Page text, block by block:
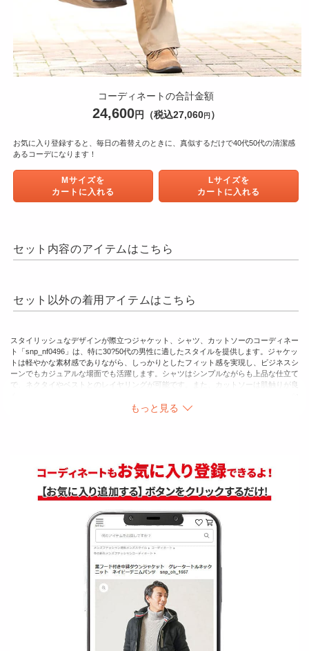
メ
デ
ィ
を
コーディネートの合計金額
24,600円 （税込27,060円）
お気に入り登録すると、毎日の着替えのときに、真似するだけで40代50代の清潔感
あるコーデになります！
Mサイズを
カートに入れる
Lサイズを
カートに入れる
セット内容のアイテムはこちら
セット以外の着用アイテムはこちら
スタイリッシュなデザインが際立つジャケット、シャツ、カットソーのコーディネー
ト「snp_nf0496」は、特に30?50代の男性に適したスタイルを提供します。ジャケッ
トは軽やかな素材感でありながら、しっかりとしたフィット感を実現し、ビジネスシ
ーンでもカジュアルな場面でも活躍します。シャツはシンプルながらも上品な仕立て
で、ネクタイやベストとのレイヤリングが可能です。また、カットソーは肌触りが良
うことはありません。これらを組み合わせることで、ビジネスから休日の外出まで幅
もっと見る